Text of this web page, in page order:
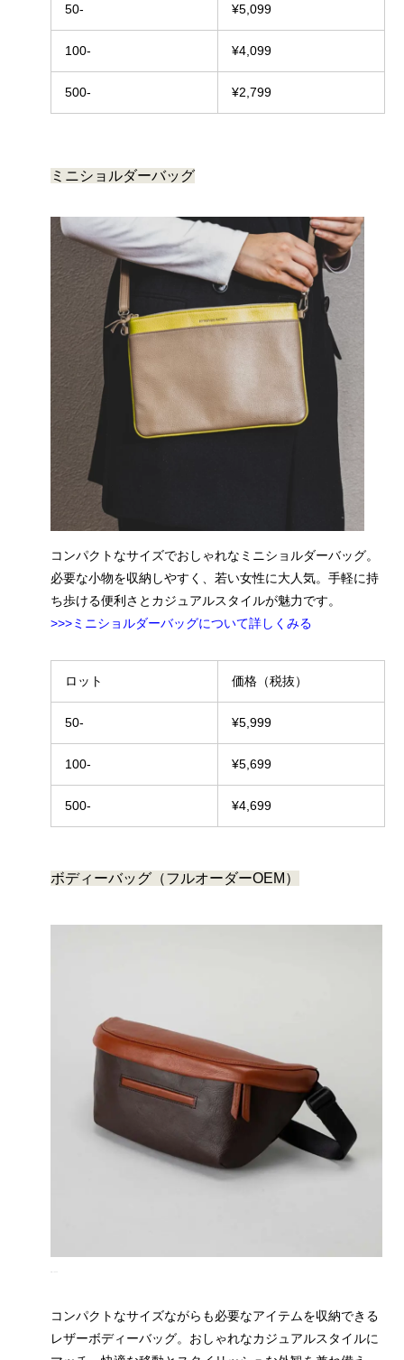
50- ¥5,099
100- ¥4,099
500- ¥2,799
ミニショルダーバッグ
コンパクトなサイズでおしゃれなミニショルダーバッグ。
必要な小物を収納しやすく、若い女性に大人気。手軽に持
ち歩ける便利さとカジュアルスタイルが魅力です。
>>>ミニショルダーバッグについて詳しくみる
ロット 価格（税抜）
50- ¥5,999
100- ¥5,699
500- ¥4,699
ボディーバッグ（フルオーダーOEM）
コンパクトなサイズながらも必要なアイテムを収納できる
レザーボディーバッグ。おしゃれなカジュアルスタイルに